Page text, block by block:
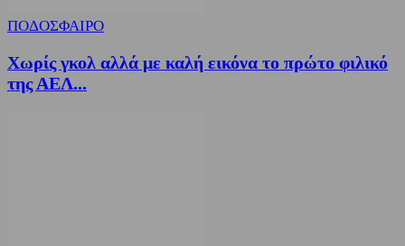
ΠΟΔΟΣΦΑΙΡΟ
Χωρίς γκολ αλλά με καλή εικόνα το πρώτο φιλικό
της ΑΕΛ...